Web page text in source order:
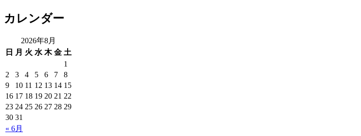
カレンダー
2026年8月
日
月 火 水 木 金 土
« 6月
1
2
3 4 5 6 7
8
9
10 11 12 13 14 15
16 17 18 19 20 21 22
23 24 25 26 27 28 29
30 31